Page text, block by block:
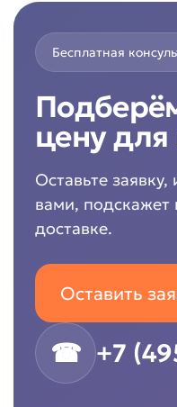
Бесплатная
цену для
Оставьте
вами, подскажет
доставке.
Оставить
☎ +7